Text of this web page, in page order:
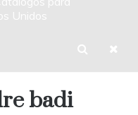
Unidos
badi